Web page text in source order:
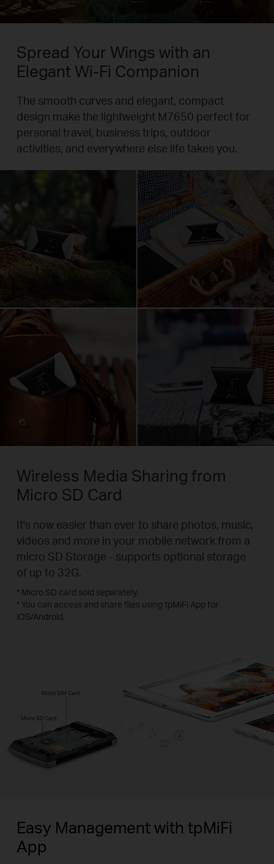
Spread Your Wings with an
Elegant Wi-Fi Companion
The smooth curves and elegant, compact
design make the lightweight M7650 perfect for
personal travel, business trips, outdoor
activities, and everywhere else life takes you.
Wireless Media Sharing from
Micro SD Card
It's now easier than ever to share photos, music,
videos and more in your mobile network from a
micro SD Storage - supports optional storage
of up to 32G.
* Micro SD card sold separately.
* You can access and share files using tpMiFi App for
iOS/Android.
Micro SD Card
Micro SIM Card
Easy Management with tpMiFi
App